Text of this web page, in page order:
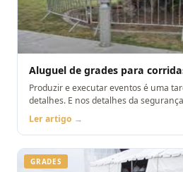
Aluguel de grades para
Produzir e executar eventos é uma
detalhes. E nos detalhes da segurança, não pode faltar
de grades para corridas de rua
Ler artigo →
GRADES